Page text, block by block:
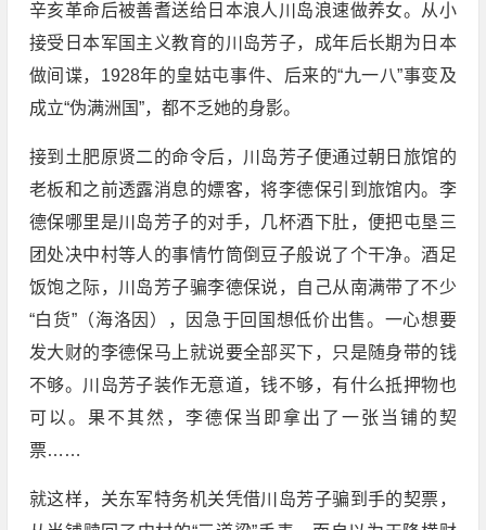
辛亥革命后被善耆送给日本浪人川岛浪速做养女。从小
接受日本军国主义教育的川岛芳子，成年后长期为日本
做间谍，1928年的皇姑屯事件、后来的“九一八”事变及
成立“伪满洲国”，都不乏她的身影。
接到土肥原贤二的命令后，川岛芳子便通过朝日旅馆的
老板和之前透露消息的嫖客，将李德保引到旅馆内。李
德保哪里是川岛芳子的对手，几杯酒下肚，便把屯垦三
团处决中村等人的事情竹筒倒豆子般说了个干净。酒足
饭饱之际，川岛芳子骗李德保说，自己从南满带了不少
“白货”（海洛因），因急于回国想低价出售。一心想要
发大财的李德保马上就说要全部买下，只是随身带的钱
不够。川岛芳子装作无意道，钱不够，有什么抵押物也
可以。果不其然，李德保当即拿出了一张当铺的契
票……
就这样，关东军特务机关凭借川岛芳子骗到手的契票，